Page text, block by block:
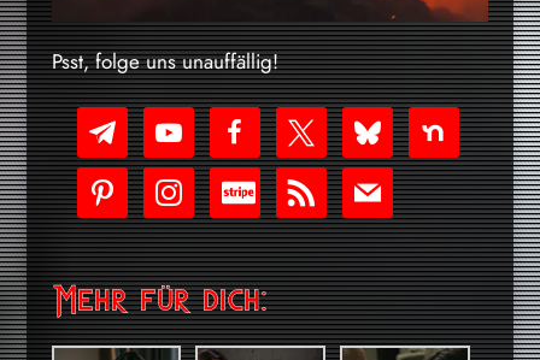
Psst, folge uns unauffällig!
telegramyoutube-
play
facebookx blueskynextdoor
pinterestinstagram
cc-
stripe
rss mail
Mehr für dich: